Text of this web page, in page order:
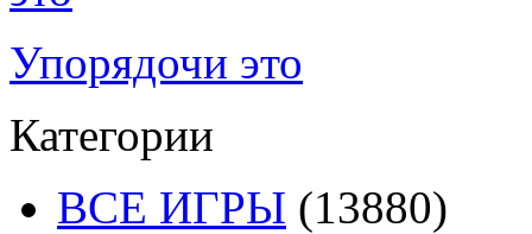
Упорядочи это
Категории
ВСЕ ИГРЫ (13880)